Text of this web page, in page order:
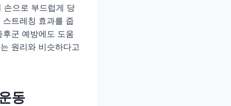
손으로 부드럽게 당
트레칭 효과를 줍
군 예방에도 도움
원리와 비슷하다고
동